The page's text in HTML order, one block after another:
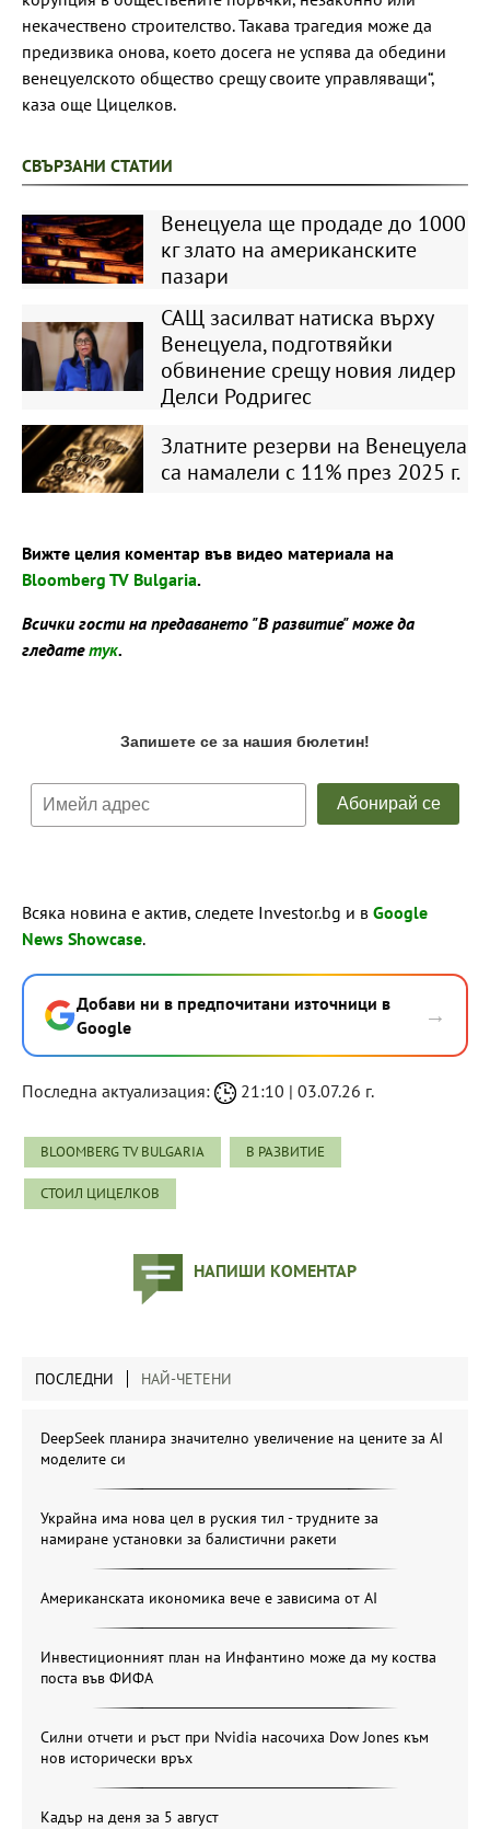
некачествено строителство. Такава трагедия може да
предизвика онова, което досега не успява да обедини
венецуелското общество срещу своите управляващи“,
каза още Цицелков.
СВЪРЗАНИ СТАТИИ
Венецуела ще продаде до 1000
кг злато на американските
пазари
САЩ засилват натиска върху
Венецуела, подготвяйки
обвинение срещу новия лидер
Делси Родригес
Златните резерви на Венецуела
са намалели с 11% през 2025 г.
Вижте целия коментар във видео материала на
Bloomberg TV Bulgaria.
Всички гости на предаването "В развитие" може да
гледатетук.
Всяка новина е актив, следете Investor.bg и в Google
News Showcase.
Добави ни в предпочитани източници в
Google
→
Последна актуализация: 21:10 | 03.07.26 г.
BLOOMBERG TV BULGARIA В РАЗВИТИЕ
СТОИЛ ЦИЦЕЛКОВ
НАПИШИ КОМЕНТАР
ПОСЛЕДНИ НАЙ-ЧЕТЕНИ
DeepSeek планира значително увеличение на цените за AI
моделите си
Украйна има нова цел в руския тил - трудните за
намиране установки за балистични ракети
Американската икономика вече е зависима от АІ
Инвестиционният план на Инфантино може да му коства
поста във ФИФА
Силни отчети и ръст при Nvidia насочиха Dow Jones към
нов исторически връх
Кадър на деня за 5 август